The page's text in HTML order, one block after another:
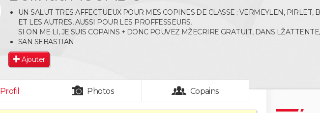
UN SALUT TRES AFFECTUEUX POUR MES COPINES DE CLASSE : VERMEYLEN, PIRLET,
ET LES AUTRES, AUSSI POUR LES PROFFESSEURS,
SI ON ME LI, JE SUIS COPAINS + DONC POUVEZ MŽECRIRE GRATUIT, DANS LŽATTENTE,
SAN SEBASTIAN
Ajouter
Profil Photos Copains